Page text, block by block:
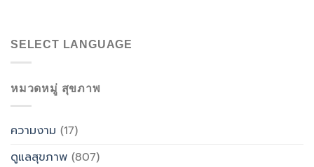
SELECT LANGUAGE
หมวดหมู่ สุขภาพ
ความงาม (17)
ดูแลสุขภาพ (807)